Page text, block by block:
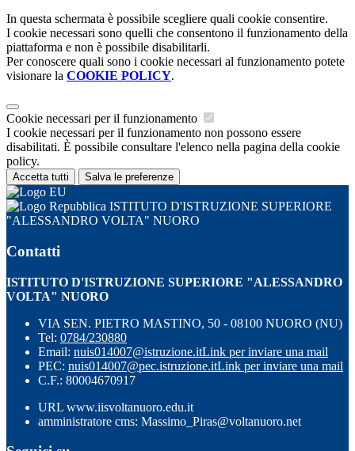
In questa schermata è possibile scegliere quali cookie consentire.
I cookie necessari sono quelli che consentono il funzionamento della
piattaforma e non è possibile disabilitarli.
Per conoscere quali sono i cookie necessari al funzionamento potete
visionare la COOKIE POLICY.
Cookie necessari per il funzionamento
I cookie necessari per il funzionamento non possono essere
disabilitati. È possibile consultare l'elenco nella pagina della cookie
policy.
Accetta tutti Salva le preferenze
ISTITUTO D'ISTRUZIONE SUPERIORE
"ALESSANDRO VOLTA" NUORO
Contatti
ISTITUTO D'ISTRUZIONE SUPERIORE "ALESSANDRO
VOLTA" NUORO
VIA SEN. PIETRO MASTINO, 50 - 08100 NUORO (NU)
Tel: 0784/230880
Email: nuis014007@istruzione.itLink per inviare una mail
PEC: nuis014007@pec.istruzione.itLink per inviare una mail
C.F.: 80004670917
URL www.iisvoltanuoro.edu.it
amministratore cms: Massimo_Piras@voltanuoro.net